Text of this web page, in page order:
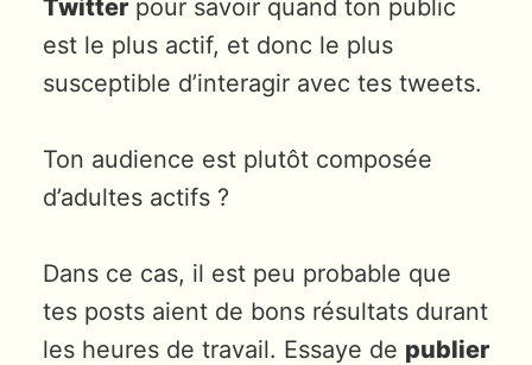
Twitter pour savoir quand ton public
est le plus actif, et donc le plus
susceptible d’interagir avec tes tweets.
Ton audience est plutôt composée
d’adultes actifs ?
Dans ce cas, il est peu probable que
tes posts aient de bons résultats durant
les heures de travail. Essaye de publier